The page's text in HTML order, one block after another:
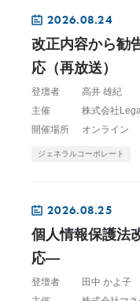
2026.08.24
改正内容から勧
応（再放送）
登壇者
高井 雄紀
主催
株式会社
開催場所
オンライン
ジェネラルコーポレート
2026.08.25
個人情報保護法
応―
登壇者
田中 かよ子